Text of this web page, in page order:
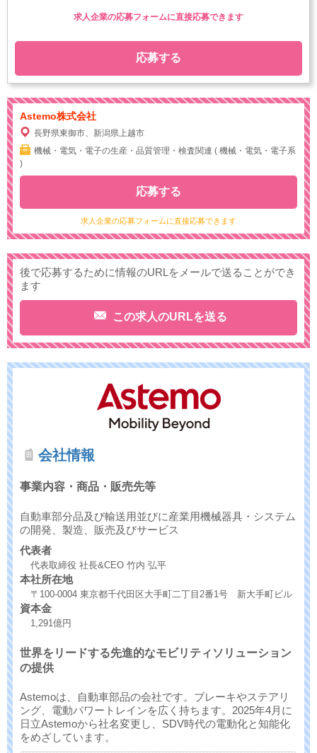
応募する
求人企業の応募フォームに直接応募できます
Astemo株式会社
長野県東御市、新潟県上越市
機械・電気・電子の生産・品質管理・検査関連 ( 機械・電気・電子系
)
求人企業の応募フォームに直接応募できます
応募する
後で応募するために情報のURLをメールで送ることができ
ます
この求人のURLを送る
会社情報
事業内容・商品・販売先等
自動車部分品及び輸送用並びに産業用機械器具・システム
の開発、製造、販売及びサービス
代表者
代表取締役 社長&CEO 竹内 弘平
本社所在地
〒100-0004 東京都千代田区大手町二丁目2番1号 新大手町ビル
資本金
1,291億円
世界をリードする先進的なモビリティソリューション
の提供
Astemoは、自動車部品の会社です。ブレーキやステアリ
ング、電動パワートレインを広く持ちます。2025年4月に
日立Astemoから社名変更し、SDV時代の電動化と知能化
をめざしています。